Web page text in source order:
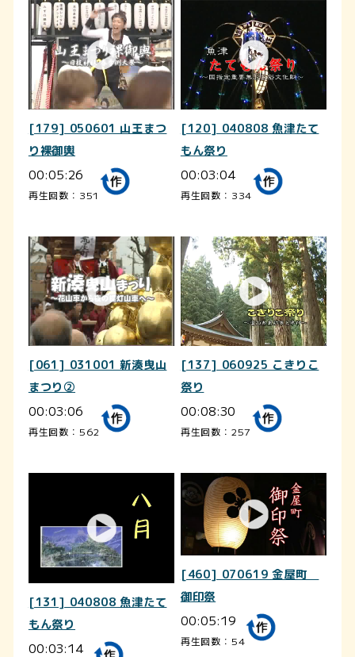
[179] 050601 山王まつ
り裸御輿
00:05:26
再生回数：351
[120] 040808 魚津たて
もん祭り
00:03:04
再生回数：334
[061] 031001 新湊曳山
まつり②
00:03:06
再生回数：562
[137] 060925 こきりこ
祭り
00:08:30
再生回数：257
[131] 040808 魚津たて
もん祭り
00:03:14
[460] 070619 金屋町
御印祭
00:05:19
再生回数：54